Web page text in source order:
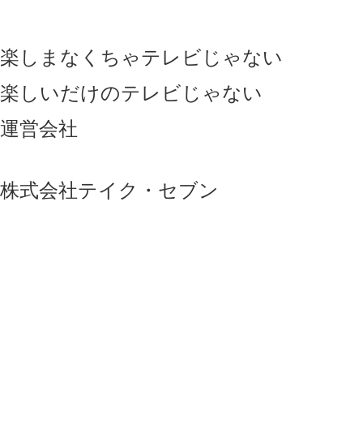
楽しまなくちゃテレビじゃない
楽しいだけのテレビじゃない
運営会社
株式会社テイク・セブン